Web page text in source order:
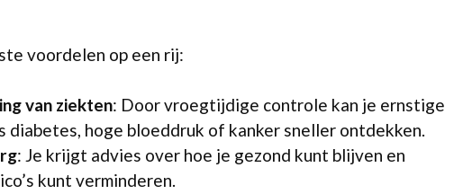
voordelen op een rij:
van ziekten: Door vroegtijdige controle kan je ernstige
diabetes, hoge bloeddruk of kanker sneller ontdekken.
: Je krijgt advies over hoe je gezond kunt blijven en
kunt verminderen.